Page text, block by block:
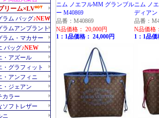
ニム ノエフルMM グランブル
ー M40869
ニム ノ
ディアン
品番：M40869
N品価格： 20,000円
1：1品価格： 24,000円
品番：
N品価格
1：1品価